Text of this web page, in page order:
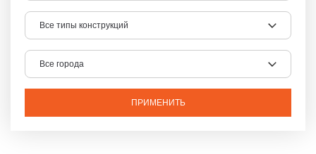
ПРИМЕНИТЬ